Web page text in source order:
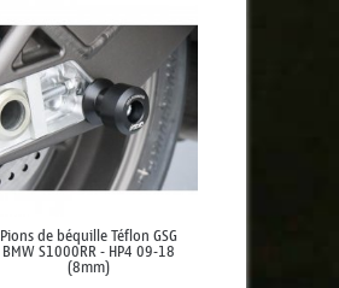
Pions de béquille Téflon GSG
BMW S1000RR - HP4 09-18
(8mm)